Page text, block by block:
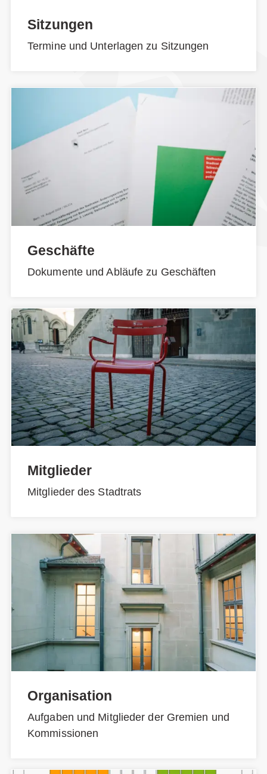
Sitzungen
Termine und Unterlagen zu Sitzungen
Geschäfte
Dokumente und Abläufe zu Geschäften
Mitglieder
Mitglieder des Stadtrats
Organisation
Aufgaben und Mitglieder der Gremien und
Kommissionen